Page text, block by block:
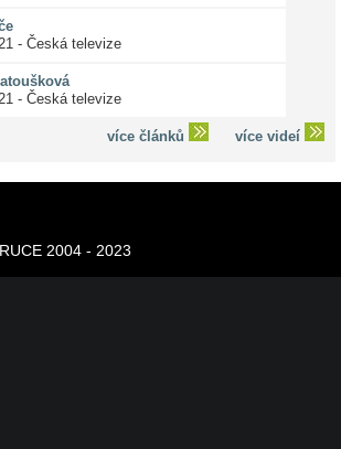
- Česká televize
- Česká televize
více článků více videí
2004 - 2023